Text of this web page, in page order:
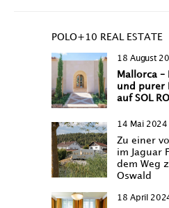
POLO+10 REAL ESTATE
18 August
Mallorca –
und purer
auf SOL
14 Mai 2024
Zu einer
im Jaguar
dem Weg
Oswald
18 April